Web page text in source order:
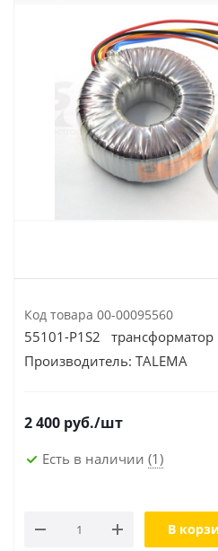
Код товара 00-00095560
55101-P1S2
Производитель: TALEMA
2 400 руб./шт
Есть в наличии (1)
В